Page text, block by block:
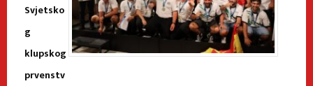
Svjetsko
g
klupskog
prvenstv